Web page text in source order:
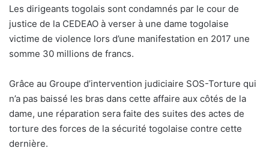
Les dirigeants togolais sont condamnés par le cour de
justice de la CEDEAO à verser à une dame togolaise
victime de violence lors d’une manifestation en 2017 une
somme 30 millions de francs.
Grâce au Groupe d’intervention judiciaire SOS-Torture qui
n’a pas baissé les bras dans cette affaire aux côtés de la
dame, une réparation sera faite des suites des actes de
torture des forces de la sécurité togolaise contre cette
dernière.